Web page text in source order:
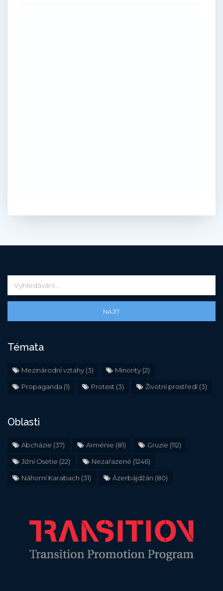
NAJÍT
Témata
Mezinárodní vztahy (3) Minority (2)
Propaganda (1) Protest (3) Životní prostředí(3)
Oblasti
Abcházie (37) Arménie (81) Gruzie (112)
Jižní Osetie (22) Nezařazené (1246)
Náhorní Karabach (31) Ázerbájdžán (80)